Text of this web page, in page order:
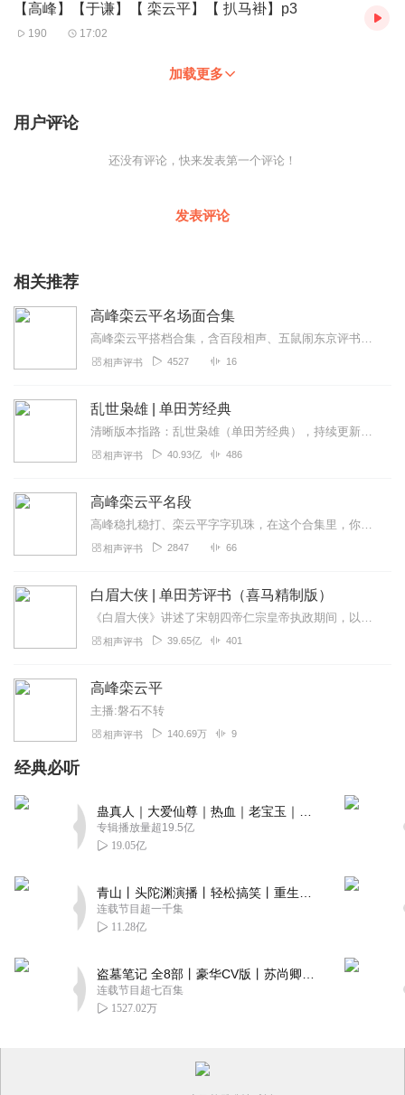
【高峰】【于谦】【 栾云平】【 扒马褂】p3
190 17:02
加载更多
用户评论
还没有评论，快来发表第一个评论！
发表评论
相关推荐
高峰栾云平名场面合集
高峰栾云平搭档合集，含百段相声、五鼠闹东京评书全本、高能贯口，不紧不慢听着舒服，德云社基本功天花板组合。
相声评书 4527 16
乱世枭雄 | 单田芳经典
清晰版本指路：乱世枭雄（单田芳经典），持续更新中《乱世枭雄》讲的是东北王张作霖和其子少帅张学良的传奇故事，是著名评书艺术家单田芳先生根据大量的历史材料和广为流传...
相声评书 40.93亿 486
高峰栾云平名段
高峰稳扎稳打、栾云平字字玑珠，在这个合集里，你将听到高栾十几年来最拿手、最叫座的看家名段。
相声评书 2847 66
白眉大侠 | 单田芳评书（喜马精制版）
《白眉大侠》讲述了宋朝四帝仁宗皇帝执政期间，以徐良、白云瑞为书胆，包括七侠、大五义、小五义、小七杰等众开封府校尉，在八王赵德芳、包拯、颜查散等清官的支持下，为保...
相声评书 39.65亿 401
高峰栾云平
主播:磐石不转
相声评书 140.69万 9
经典必听
专辑播放量超19.5亿
19.05亿
连载节目超一千集
11.28亿
连载节目超七百集
1527.02万